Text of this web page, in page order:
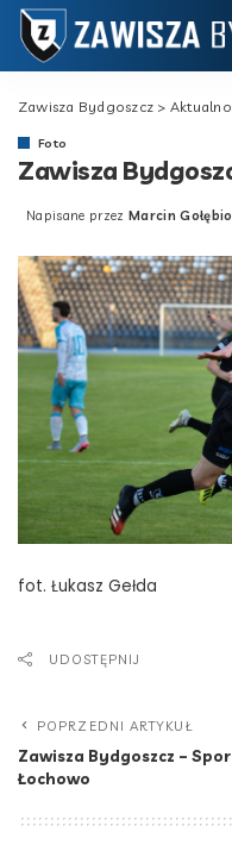
Zawisza Bydgoszcz >
Foto
Zawisza
Posted
Napisane przez Marcin
fot. Łukasz Gełda
UDOSTĘPNIJ
POPRZEDNI ARTYKUŁ
Zawisza Bydgoszcz –
Łochowo